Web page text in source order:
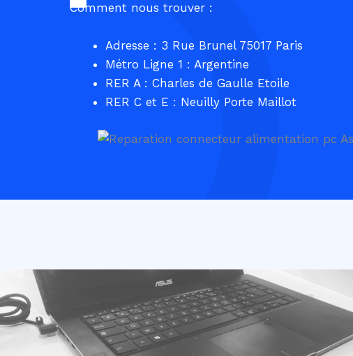
Comment nous trouver :
Adresse : 3 Rue Brunel 75017 Paris
Métro Ligne 1 : Argentine
RER A : Charles de Gaulle Etoile
RER C et E : Neuilly Porte Maillot